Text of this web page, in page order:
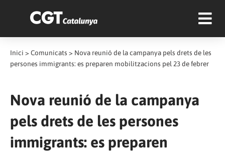
Inici > Comunicats > Nova reunió de la campanya pels drets de les
persones immigrants: es preparen mobilitzacions pel 23 de febrer
Nova reunió de la campanya
pels drets de les persones
immigrants: es preparen